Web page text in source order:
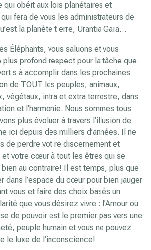
qui obéit aux lois planétaires et
fera de vous les administrateurs de
la planète t erre, Urantia Gaïa…
Éléphants, vous saluons et vous
plus profond respect pour la tâche que
s à accomplir dans les prochaines
de TOUT les peuples, animaux,
végétaux, intra et extra terrestre, dans
et l’harmonie. Nous sommes tous
plus évoluer à travers l’illusion de
ici depuis des milliers d’années. Il ne
de perdre vot re discernement et
et votre cœur à tout les êtres qui se
au contraire! Il est temps, plus que
dans l’espace du cœur pour bien jauger
vous et faire des choix basés un
que vous désirez vivre : l’Amour ou
de pouvoir est le premier pas vers une
peuple humain et vous ne pouvez
le luxe de l’inconscience!